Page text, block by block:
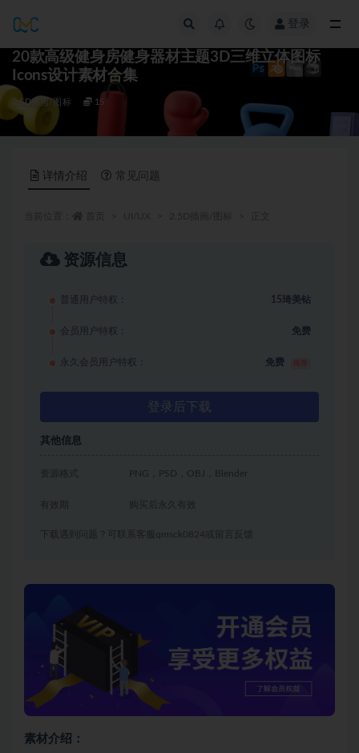
登录
20款高级健身房健身器材主题3D三维立体图标
Icons设计素材合集
2.5D插画/图标 15
详情介绍 常见问题
资源信息
普通用户特权： 15琦美钻
会员用户特权： 免费
永久会员用户特权： 免费
登录后下载
其他信息
资源格式 PNG，PSD，OBJ，Blender
有效期 购买后永久有效
下载遇到问题？可联系客服qmsck0824或留言反馈
素材介绍：